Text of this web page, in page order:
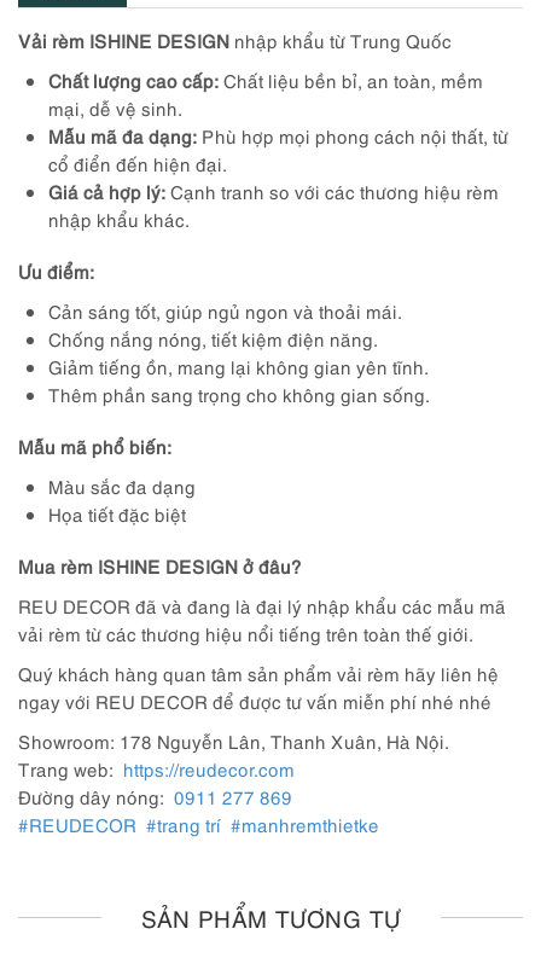
Vải rèm ISHINE DESIGN nhập khẩu từ Trung Quốc
Chất lượng cao cấp: Chất liệu bền bỉ, an toàn, mềm
mại, dễ vệ sinh.
Mẫu mã đa dạng: Phù hợp mọi phong cách nội thất, từ
cổ điển đến hiện đại.
Giá cả hợp lý: Cạnh tranh so với các thương hiệu rèm
nhập khẩu khác.
Ưu điểm:
Cản sáng tốt, giúp ngủ ngon và thoải mái.
Chống nắng nóng, tiết kiệm điện năng.
Giảm tiếng ồn, mang lại không gian yên tĩnh.
Thêm phần sang trọng cho không gian sống.
Mẫu mã phổ biến:
Màu sắc đa dạng
Họa tiết đặc biệt
Mua rèm ISHINE DESIGN ở đâu?
REU DECOR đã và đang là đại lý nhập khẩu các mẫu mã
vải rèm từ các thương hiệu nổi tiếng trên toàn thế giới.
Quý khách hàng quan tâm sản phẩm vải rèm hãy liên hệ
ngay với REU DECOR để được tư vấn miễn phí nhé nhé
Showroom: 178 Nguyễn Lân, Thanh Xuân, Hà Nội.
Trang web: https://reudecor.com
Đường dây nóng: 0911 277 869
#REUDECOR #trang trí #manhremthietke
SẢN PHẨM TƯƠNG TỰ